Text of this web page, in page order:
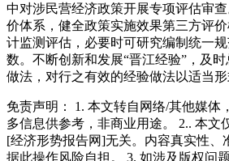
中对涉民营经济政策开展专项评估审
价体系，健全政策实施效果第三方评
计监测评估，必要时可研究编制统一
数。不断创新和发展“晋江经验”，及
做法，对行之有效的经验做法以适当形
免责声明： 1. 本文转自网络/其他媒体
多信息供参考，非商业用途。 2.. 本文
[经济形势报告网]无关。内容真实性、
据此操作风险自担。 3. 如涉及版权问